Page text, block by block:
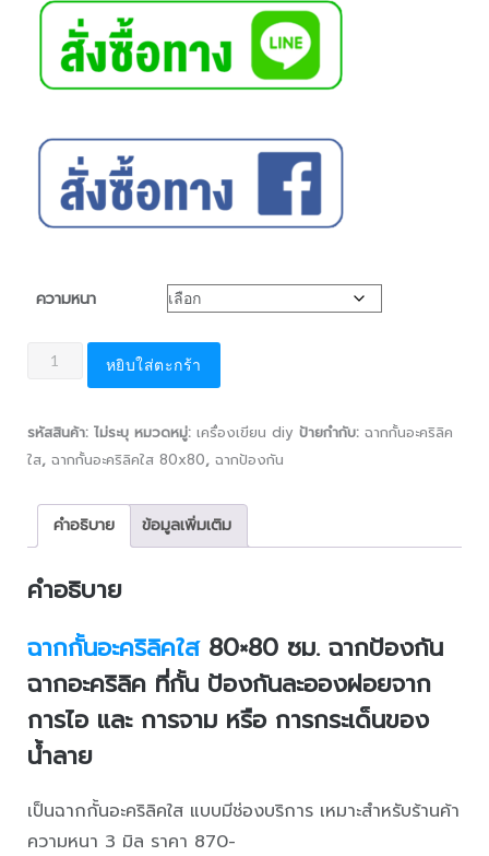
ความหนา
หยิบใส่ตะกร้า
รหัสสินค้า: ไม่ระบุ หมวดหมู่: เครื่องเขียน diy ป้ายกำกับ: ฉากกั้นอะคริลิค
ใส, ฉากกั้นอะคริลิคใส 80x80, ฉากป้องกัน
คำอธิบาย ข้อมูลเพิ่มเติม
คำอธิบาย
ฉากกั้นอะคริลิคใส80×80 ซม. ฉากป้องกัน
ฉากอะคริลิค ที่กั้น ป้องกันละอองฝอยจาก
การไอ และ การจาม หรือ การกระเด็นของ
น้ำลาย
เป็นฉากกั้นอะคริลิคใส แบบมีช่องบริการ เหมาะสำหรับร้านค้า
ความหนา 3 มิล ราคา 870-